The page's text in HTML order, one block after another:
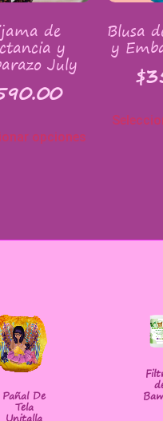
de
y
July
opciones
Blusa
y
$
Pañal De
Tela